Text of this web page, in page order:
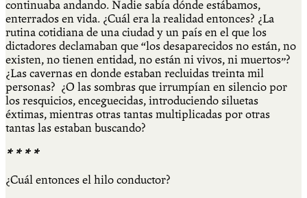
continuaba andando. Nadie sabía dónde estábamos,
enterrados en vida. ¿Cuál era la realidad entonces? ¿La
rutina cotidiana de una ciudad y un país en el que los
dictadores declamaban que “los desaparecidos no están, no
existen, no tienen entidad, no están ni vivos, ni muertos”?
¿Las cavernas en donde estaban recluidas treinta mil
personas? ¿O las sombras que irrumpían en silencio por
los resquicios, enceguecidas, introduciendo siluetas
éxtimas, mientras otras tantas multiplicadas por otras
tantas las estaban buscando?
* * * *
¿Cuál entonces el hilo conductor?